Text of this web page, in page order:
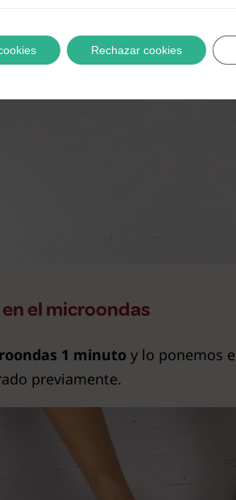
el microondas
1 minuto y lo ponemos
previamente.
Rechazar cookies